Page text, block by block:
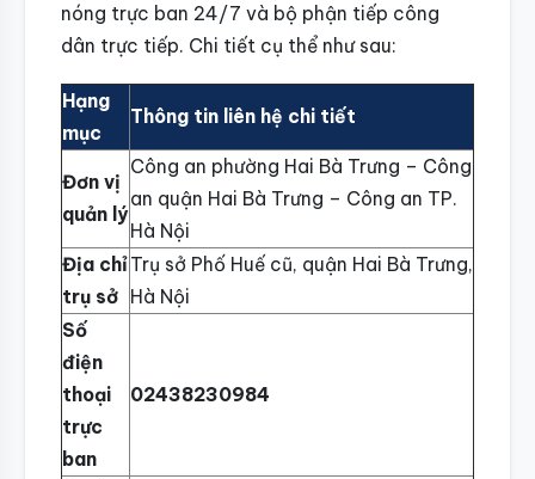
nóng trực ban 24/7 và bộ phận tiếp công
dân trực tiếp. Chi tiết cụ thể như sau:
Hạng
mục
Thông tin liên hệ chi tiết
Đơn vị
quản lý
Công an phường Hai Bà Trưng – Công
an quận Hai Bà Trưng – Công an TP.
Hà Nội
Địa chỉ
trụ sở
Trụ sở Phố Huế cũ, quận Hai Bà Trưng,
Hà Nội
Số
điện
thoại
trực
ban
02438230984